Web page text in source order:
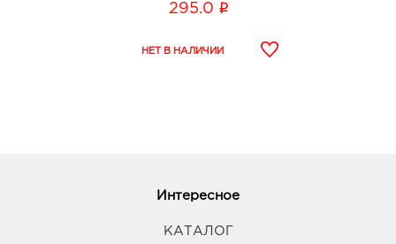
295.0 i
Интересное
КАТАЛОГ